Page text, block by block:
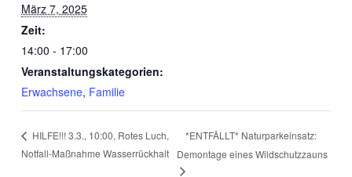
März 7, 2025
Zeit:
14:00 - 17:00
Veranstaltungskategorien:
Erwachsene, Familie
HILFE!!! 3.3., 10:00, Rotes Luch,
Notfall-Maßnahme Wasserrückhalt
*ENTFÄLLT* Naturparkeinsatz:
Demontage eines Wildschutzzauns